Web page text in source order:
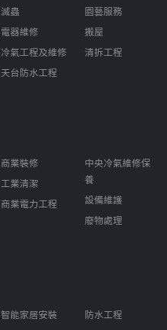
滅蟲
電器維修
冷氣工程及維修
天台防水工程
園藝服務
搬屋
清拆工程
商業裝修
工業清潔
商業電力工程
中央冷氣維修保
養
設備維護
廢物處理
智能家居安裝
防水工程